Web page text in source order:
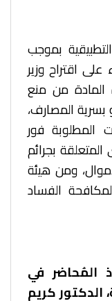
بموجب
اقتراح وزير
من منع
بسرية المصارف،
المطلوبة فور
بجرائم
ومن هيئة
الفساد
المُحاضر في
الدكتور كريم